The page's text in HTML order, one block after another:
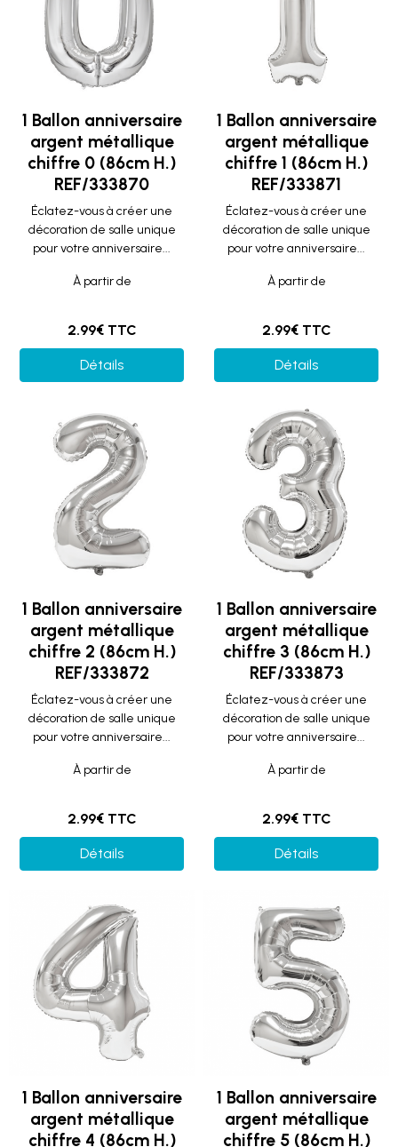
1 Ballon anniversaire
argent métallique
chiffre 0 (86cm H.)
REF/333870
Éclatez-vous à créer une
décoration de salle unique
pour votre anniversaire...
À partir de
2.99€ TTC
Détails
1 Ballon anniversaire
argent métallique
chiffre 1 (86cm H.)
REF/333871
Éclatez-vous à créer une
décoration de salle unique
pour votre anniversaire...
À partir de
2.99€ TTC
Détails
1 Ballon anniversaire
argent métallique
chiffre 2 (86cm H.)
REF/333872
Éclatez-vous à créer une
décoration de salle unique
pour votre anniversaire...
À partir de
2.99€ TTC
Détails
1 Ballon anniversaire
argent métallique
chiffre 3 (86cm H.)
REF/333873
Éclatez-vous à créer une
décoration de salle unique
pour votre anniversaire...
À partir de
2.99€ TTC
Détails
1 Ballon anniversaire
argent métallique
chiffre 4 (86cm H.)
1 Ballon anniversaire
argent métallique
chiffre 5 (86cm H.)